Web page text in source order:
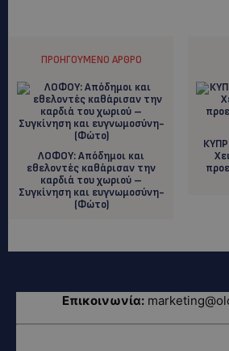
ΠΡΟΗΓΟΎΜΕΝΟ ΆΡΘΡΟ
ΛΟΦΟΥ: Απόδημοι και
εθελοντές καθάρισαν την
καρδιά του χωριού –
Συγκίνηση και ευγνωμοσύνη-
(Φώτο)
Επικοινωνία: